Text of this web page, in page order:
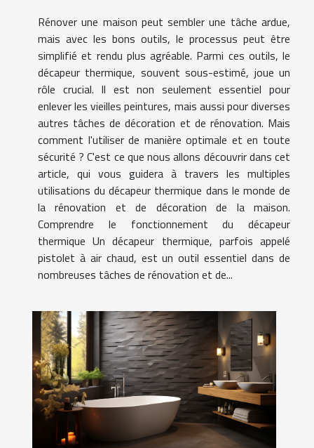
Rénover une maison peut sembler une tâche ardue,
mais avec les bons outils, le processus peut être
simplifié et rendu plus agréable. Parmi ces outils, le
décapeur thermique, souvent sous-estimé, joue un
rôle crucial. Il est non seulement essentiel pour
enlever les vieilles peintures, mais aussi pour diverses
autres tâches de décoration et de rénovation. Mais
comment l'utiliser de manière optimale et en toute
sécurité ? C'est ce que nous allons découvrir dans cet
article, qui vous guidera à travers les multiples
utilisations du décapeur thermique dans le monde de
la rénovation et de décoration de la maison.
Comprendre le fonctionnement du décapeur
thermique Un décapeur thermique, parfois appelé
pistolet à air chaud, est un outil essentiel dans de
nombreuses tâches de rénovation et de...